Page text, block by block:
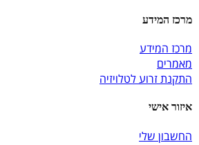
מרכז המידע
מרכז המידע
מאמרים
התקנת זרוע לטלויזיה
איזור אישי
החשבון שלי